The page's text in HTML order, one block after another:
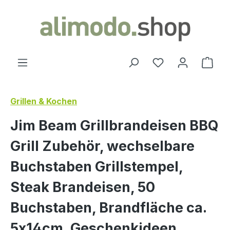
Grillen & Kochen
Jim Beam Grillbrandeisen BBQ
Grill Zubehör, wechselbare
Buchstaben Grillstempel,
Steak Brandeisen, 50
Buchstaben, Brandfläche ca.